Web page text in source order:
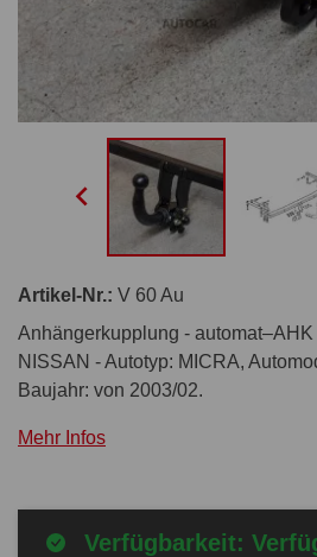

Artikel-Nr.: V 60 Au
Anhängerkupplung -
NISSAN - Autotyp: MICRA,
Baujahr: von 2003/02.
Mehr Infos
Verfügbarkeit: